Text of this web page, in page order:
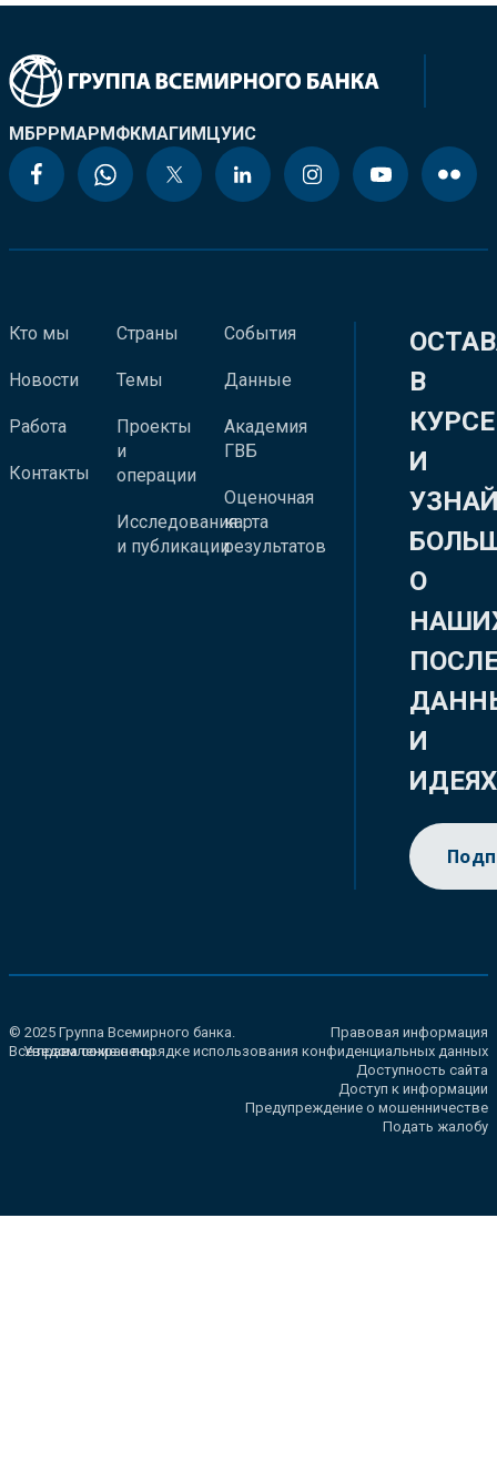
МБРРМАРМФКМАГИМЦУИС
Кто мы
Новости
Работа
Контакты
Страны
Темы
Проекты
и
операции
Исследования
и публикации
События
Данные
Академия
ГВБ
Оценочная
карта
результатов
В
КУРСЕ
И
О
И
ИДЕЯХ
© 2025 Группа Всемирного банка.
Все права сохранены.
Правовая информация
Уведомление о порядке использования конфиденциальных данных
Доступность сайта
Доступ к информации
Предупреждение о мошенничестве
Подать жалобу